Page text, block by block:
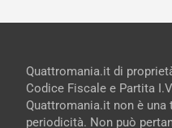
Quattromania.it di
Codice Fiscale e Partita
Quattromania.it non è
periodicità. Non può